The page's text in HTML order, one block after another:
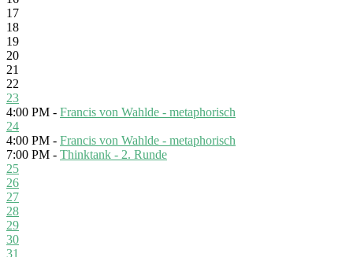
17
18
19
20
21
22
23
4:00 PM - Francis von Wahlde - metaphorisch
24
4:00 PM - Francis von Wahlde - metaphorisch
7:00 PM - Thinktank - 2. Runde
25
26
27
28
29
30
31